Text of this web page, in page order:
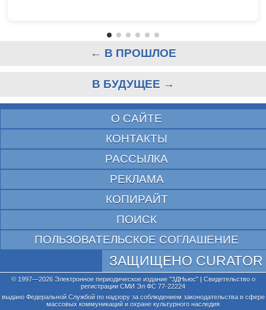
← В ПРОШЛОЕ
В БУДУЩЕЕ →
О САЙТЕ
КОНТАКТЫ
РАССЫЛКА
РЕКЛАМА
КОПИРАЙТ
ПОИСК
ПОЛЬЗОВАТЕЛЬСКОЕ СОГЛАШЕНИЕ
ЗАЩИЩЕНО CURATOR
© 1997—2026 Электронное периодическое издание "3ДНьюс" | Свидетельство о
регистрации СМИ Эл ФС 77-22224
выдано Федеральной Службой по надзору за соблюдением законодательства в сфере
массовых коммуникаций и охране культурного наследия